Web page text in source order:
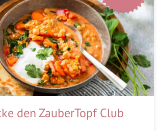
den ZauberTopf Club